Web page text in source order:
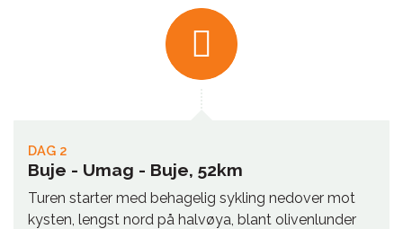
DAG 2
Buje - Umag - Buje, 52km
Turen starter med behagelig sykling nedover mot
kysten, lengst nord på halvøya, blant olivenlunder